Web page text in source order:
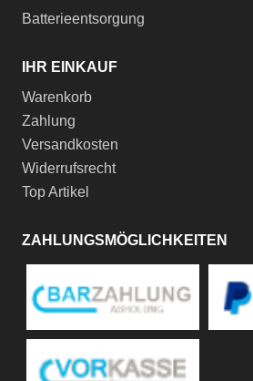
Batterieentsorgung
IHR EINKAUF
Warenkorb
Zahlung
Versandkosten
Widerrufsrecht
Top Artikel
ZAHLUNGSMÖGLICHKEITEN